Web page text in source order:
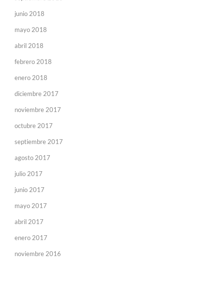
junio 2018
mayo 2018
abril 2018
febrero 2018
enero 2018
diciembre 2017
noviembre 2017
octubre 2017
septiembre 2017
agosto 2017
julio 2017
junio 2017
mayo 2017
abril 2017
enero 2017
noviembre 2016